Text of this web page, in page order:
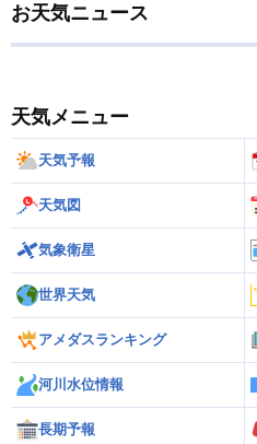
お天気ニュース
天気メニュー
天気予報
天気図
気象衛星
世界天気
アメダスランキング
河川水位情報
長期予報